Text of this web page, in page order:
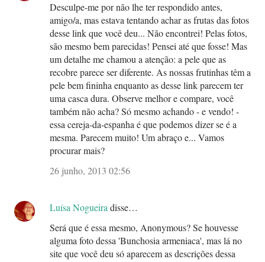
Desculpe-me por não lhe ter respondido antes,
amigo/a, mas estava tentando achar as frutas das fotos
desse link que você deu... Não encontrei! Pelas fotos,
são mesmo bem parecidas! Pensei até que fosse! Mas
um detalhe me chamou a atenção: a pele que as
recobre parece ser diferente. As nossas frutinhas têm a
pele bem fininha enquanto as desse link parecem ter
uma casca dura. Observe melhor e compare, você
também não acha? Só mesmo achando - e vendo! -
essa cereja-da-espanha é que podemos dizer se é a
mesma. Parecem muito! Um abraço e... Vamos
procurar mais?
26 junho, 2013 02:56
Luísa Nogueiradisse…
Será que é essa mesmo, Anonymous? Se houvesse
alguma foto dessa 'Bunchosia armeniaca', mas lá no
site que você deu só aparecem as descrições dessa